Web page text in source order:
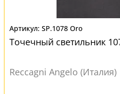
SP.1078 Oro
Точечный светильник
Reccagni Angelo (Италия)